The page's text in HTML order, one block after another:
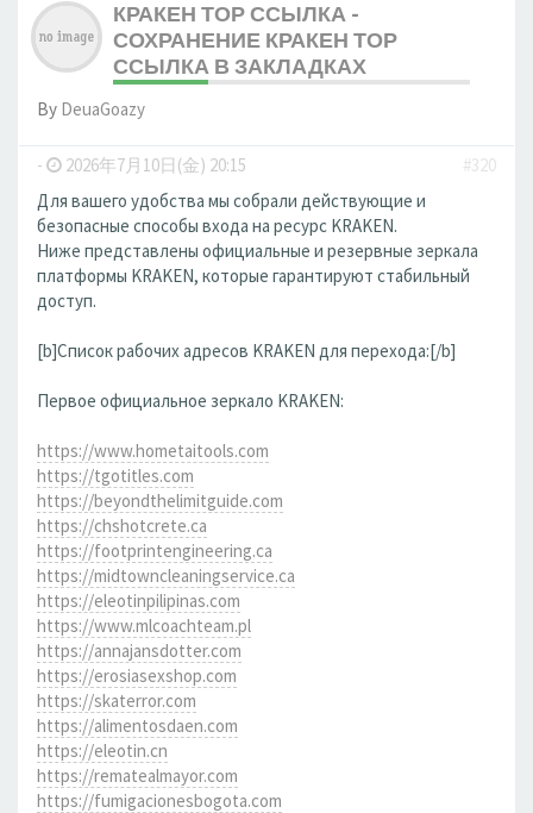
КРАКЕН ТОР ССЫЛКА -
СОХРАНЕНИЕ КРАКЕН ТОР
ССЫЛКА В ЗАКЛАДКАХ
By DeuaGoazy
- 2026年7月10日(金) 20:15
#320
Для вашего удобства мы собрали действующие и
безопасные способы входа на ресурс KRAKEN.
Ниже представлены официальные и резервные зеркала
платформы KRAKEN, которые гарантируют стабильный
доступ.
[b]Список рабочих адресов KRAKEN для перехода:[/b]
Первое официальное зеркало KRAKEN:
https://www.hometaitools.com
https://tgotitles.com
https://beyondthelimitguide.com
https://chshotcrete.ca
https://footprintengineering.ca
https://midtowncleaningservice.ca
https://eleotinpilipinas.com
https://www.mlcoachteam.pl
https://annajansdotter.com
https://erosiasexshop.com
https://skaterror.com
https://alimentosdaen.com
https://eleotin.cn
https://rematealmayor.com
https://fumigacionesbogota.com